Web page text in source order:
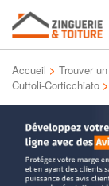
Accueil > Trouver
Cuttoli-Corticchiato >